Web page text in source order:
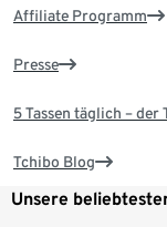
Affiliate Programm
Presse
5 Tassen täglich – der
Tchibo Blog
Unsere